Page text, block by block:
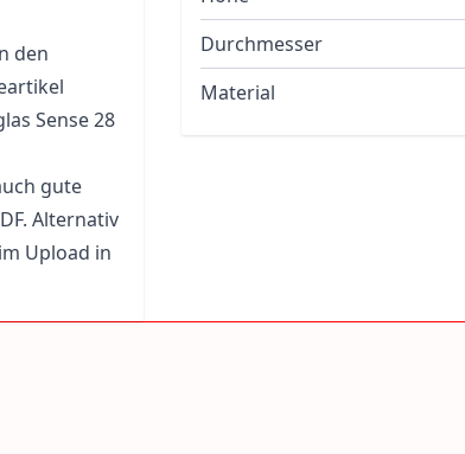
den
Sense 28
gute
Alternativ
Upload in
Durchmesser
Material